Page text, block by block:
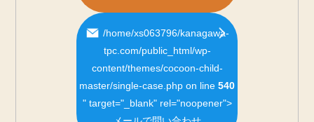
/home/xs063796/kanagawa-
tpc.com/public_html/wp-
content/themes/cocoon-child-
master/single-case.php on line 540
" target="_blank" rel="noopener">